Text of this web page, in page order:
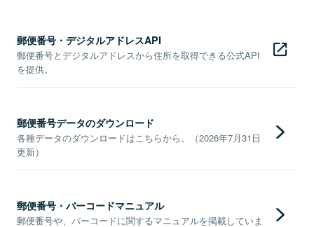
郵便番号・デジタルアドレスAPI
郵便番号とデジタルアドレスから住所を取得できる公式API
を提供。
郵便番号データのダウンロード
各種データのダウンロードはこちらから。（2026年7月31日
更新）
郵便番号・バーコードマニュアル
郵便番号や、バーコードに関するマニュアルを掲載していま